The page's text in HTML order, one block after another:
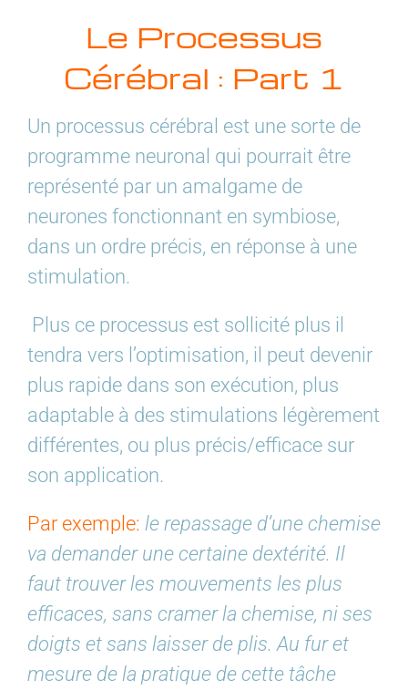
Le Processus
Cérébral : Part 1
Un processus cérébral est une sorte de
programme neuronal qui pourrait être
représenté par un amalgame de
neurones fonctionnant en symbiose,
dans un ordre précis, en réponse à une
stimulation.
Plus ce processus est sollicité plus il
tendra vers l’optimisation, il peut devenir
plus rapide dans son exécution, plus
adaptable à des stimulations légèrement
différentes, ou plus précis/efficace sur
son application.
Par exemple: le repassage d’une chemise
va demander une certaine dextérité. Il
faut trouver les mouvements les plus
efficaces, sans cramer la chemise, ni ses
doigts et sans laisser de plis. Au fur et
mesure de la pratique de cette tâche